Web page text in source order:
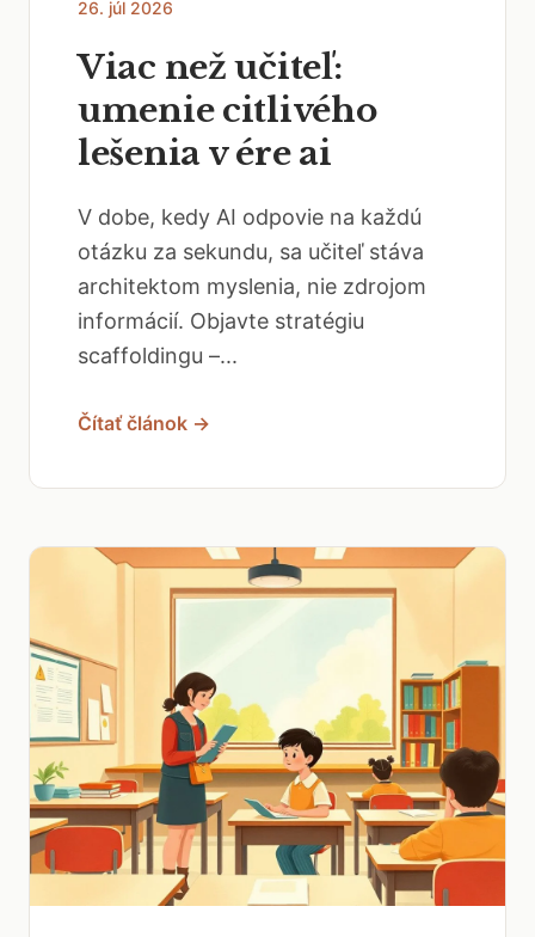
26. júl 2026
Viac než učiteľ:
umenie citlivého
lešenia v ére ai
V dobe, kedy AI odpovie na každú
otázku za sekundu, sa učiteľ stáva
architektom myslenia, nie zdrojom
informácií. Objavte stratégiu
scaffoldingu –...
Čítať článok →